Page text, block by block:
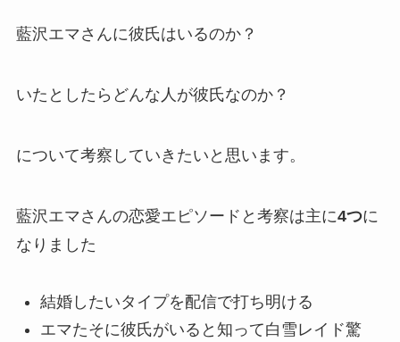
藍沢エマさんに彼氏はいるのか？
いたとしたらどんな人が彼氏なのか？
について考察していきたいと思います。
藍沢エマさんの恋愛エピソードと考察は主に4つに
なりました
結婚したいタイプを配信で打ち明ける
エマたそに彼氏がいると知って白雪レイド驚